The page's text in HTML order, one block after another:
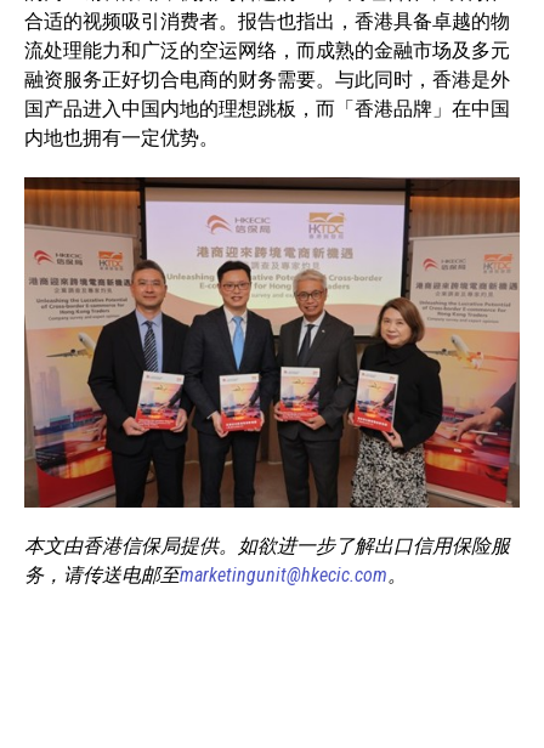
合适的视频吸引消费者。报告也指出，香港具备卓越的物
流处理能力和广泛的空运网络，而成熟的金融市场及多元
融资服务正好切合电商的财务需要。与此同时，香港是外
国产品进入中国内地的理想跳板，而「香港品牌」在中国
内地也拥有一定优势。
本文由香港信保局提供。如欲进一步了解出口信用保险服
务，请传送电邮至marketingunit@hkecic.com。